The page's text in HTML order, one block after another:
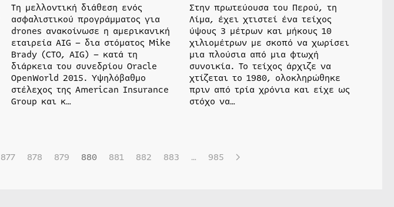
Τη μελλοντική διάθεση ενός
ασφαλιστικού προγράμματος για
drones ανακοίνωσε η αμερικανική
εταιρεία AIG – δια στόματος Mike
Brady (CTO, AIG) – κατά τη
διάρκεια του συνεδρίου Oracle
OpenWorld 2015. Υψηλόβαθμο
στέλεχος της American Insurance
Group και κ…
Στην πρωτεύουσα του Περού, τη
Λίμα, έχει χτιστεί ένα τείχος
ύψους 3 μέτρων και μήκους 10
χιλιομέτρων με σκοπό να χωρίσει
μια πλούσια από μια φτωχή
συνοικία. Το τείχος άρχιζε να
χτίζεται το 1980, ολοκληρώθηκε
πριν από τρία χρόνια και είχε ως
στόχο να…
877 878 879 880 881 882 883 … 985